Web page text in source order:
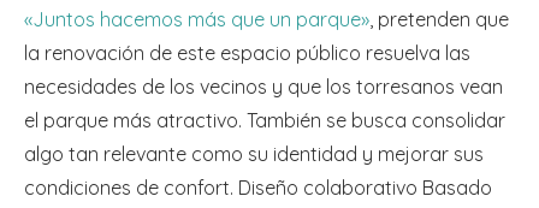
«Juntos hacemos más que un parque», pretenden que
la renovación de este espacio público resuelva las
necesidades de los vecinos y que los torresanos vean
el parque más atractivo. También se busca consolidar
algo tan relevante como su identidad y mejorar sus
condiciones de confort. Diseño colaborativo Basado